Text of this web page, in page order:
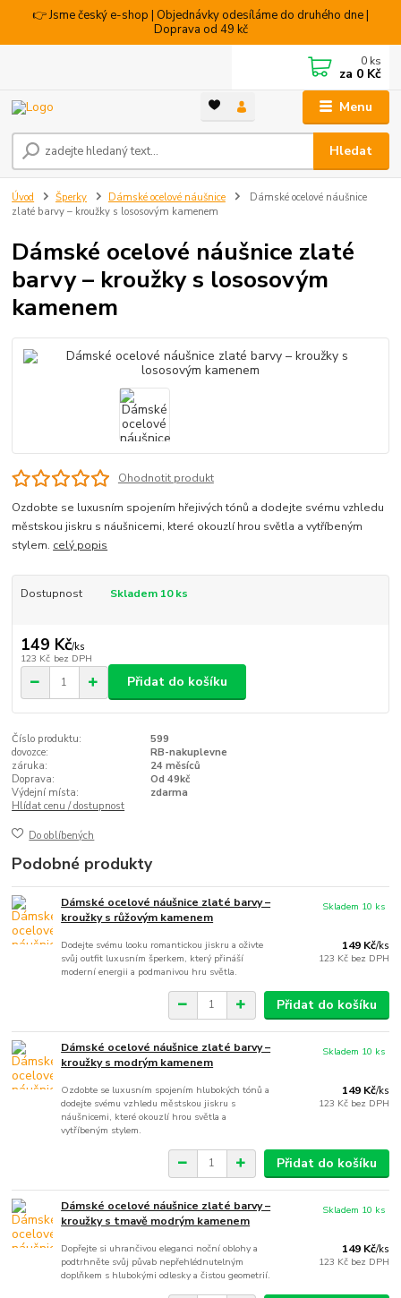
👉 Jsme český e-shop | Objednávky odesíláme do druhého dne |
Doprava od 49 kč
Menu
Hledat
0 ks
za 0 Kč
Úvod Šperky Dámské ocelové náušnice
Dámské ocelové náušnice
zlaté barvy – kroužky s lososovým kamenem
Dámské ocelové náušnice zlaté
barvy – kroužky s lososovým
kamenem
Ohodnotit produkt
Ozdobte se luxusním spojením hřejivých tónů a dodejte svému vzhledu
městskou jiskru s náušnicemi, které okouzlí hrou světla a vytříbeným
stylem. celý popis
Dostupnost Skladem 10 ks
149 Kč/ks
123 Kč bez DPH
Přidat do košíku
Číslo produktu:
599
dovozce:
RB-nakuplevne
záruka:
24 měsíců
Doprava:
Od 49kč
Výdejní místa:
zdarma
Hlídat cenu / dostupnost
Do oblíbených
Podobné produkty
Dámské ocelové náušnice zlaté barvy –
kroužky s růžovým kamenem
Dodejte svému looku romantickou jiskru a oživte
svůj outfit luxusním šperkem, který přináší
moderní energii a podmanivou hru světla.
149 Kč/ks
123 Kč bez DPH
Skladem 10 ks
Přidat do košíku
Dámské ocelové náušnice zlaté barvy –
kroužky s modrým kamenem
Ozdobte se luxusním spojením hlubokých tónů a
dodejte svému vzhledu městskou jiskru s
náušnicemi, které okouzlí hrou světla a
vytříbeným stylem.
149 Kč/ks
123 Kč bez DPH
Skladem 10 ks
Přidat do košíku
Dámské ocelové náušnice zlaté barvy –
kroužky s tmavě modrým kamenem
Dopřejte si uhrančivou eleganci noční oblohy a
podtrhněte svůj půvab nepřehlédnutelným
doplňkem s hlubokými odlesky a čistou geometrií.
149 Kč/ks
123 Kč bez DPH
Skladem 10 ks